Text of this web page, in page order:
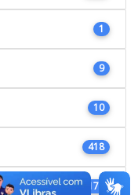
1
9
10
418
176